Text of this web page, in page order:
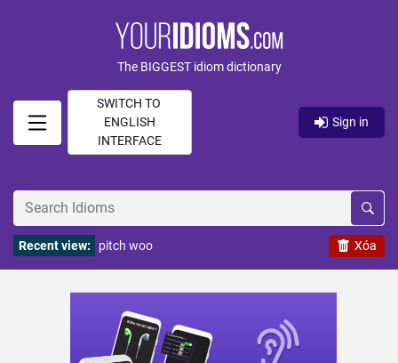
The BIGGEST idiom dictionary
SWITCH TO
ENGLISH
INTERFACE
Sign in
Xóa
Recent view: pitch woo